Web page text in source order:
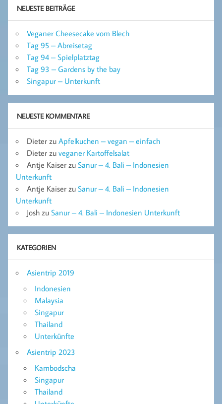
NEUESTE BEITRÄGE
Veganer Cheesecake vom Blech
Tag 95 – Abreisetag
Tag 94 – Spielplatztag
Tag 93 – Gardens by the bay
Singapur – Unterkunft
NEUESTE KOMMENTARE
Dieter zu Apfelkuchen – vegan – einfach
Dieter zu veganer Kartoffelsalat
Antje Kaiser zu Sanur – 4. Bali – Indonesien
Unterkunft
Antje Kaiser zu Sanur – 4. Bali – Indonesien
Unterkunft
Josh zu Sanur – 4. Bali – Indonesien Unterkunft
KATEGORIEN
Asientrip 2019
Indonesien
Malaysia
Singapur
Thailand
Unterkünfte
Asientrip 2023
Kambodscha
Singapur
Thailand